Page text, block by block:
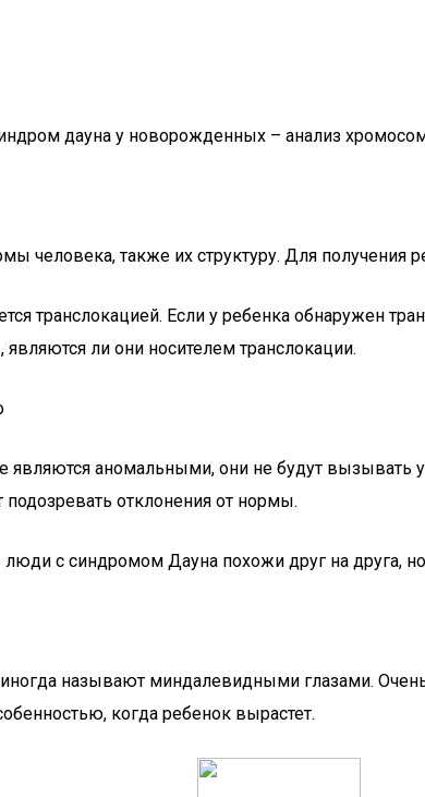
дауна у новорожденных – анализ
человека, также их структуру. Для получения
транслокацией. Если у ребенка обнаружен
ли они носителем транслокации.
аномальными, они не будут вызывать
подозревать отклонения от нормы.
люди с синдромом Дауна похожи друг на друга,
называют миндалевидными глазами.
когда ребенок вырастет.